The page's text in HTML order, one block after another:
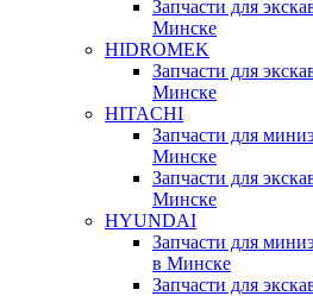
Запчасти для
Минске
HIDROMEK
Запчасти для
Минске
HITACHI
Запчасти для
Минске
Запчасти для
Минске
HYUNDAI
Запчасти для
в Минске
Запчасти для